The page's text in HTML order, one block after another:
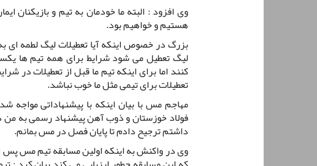
وی افزود : البته ما خودمان به تیم و بازیکنان
هستیم و خواهیم بود.
بزرگ در خصوص اینکه آیا تعطیلات لیگ لطمه ای
لیگ تعطیل می شود شرایط برای همه تیم ها
کنند اما برای اینکه تیم ما قبل از تعطیلات در
تعطیلات برای تیمی مثل ما خوب نباشد.
فولاد خوزستان و ذوب آهن پیشنهاد رسمی به من
داشتم ترجیح دادم تا پایان فصل در مس بمانم.
وی در واکنش به اینکه اولین مسابقه تیم مس پس